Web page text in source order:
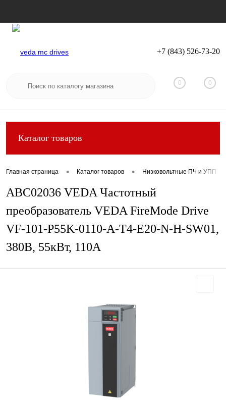
Вход Регистрация
+7 (843) 526-73-20
0 0
Каталог товаров
Главная страница • Каталог товаров • Низковольтные ПЧ и УПП
ABC02036 VEDA Частотный
преобразователь VEDA FireMode Drive
VF-101-P55K-0110-A-T4-E20-N-H-SW01,
380В, 55кВт, 110А